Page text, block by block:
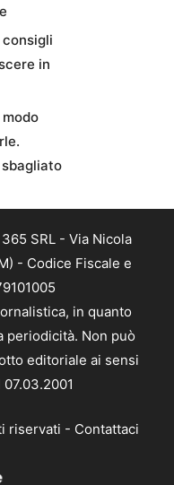
in
SRL - Via Nicola
- Codice Fiscale e
in quanto
periodicità. Non può
editoriale ai sensi
riservati - Contattaci